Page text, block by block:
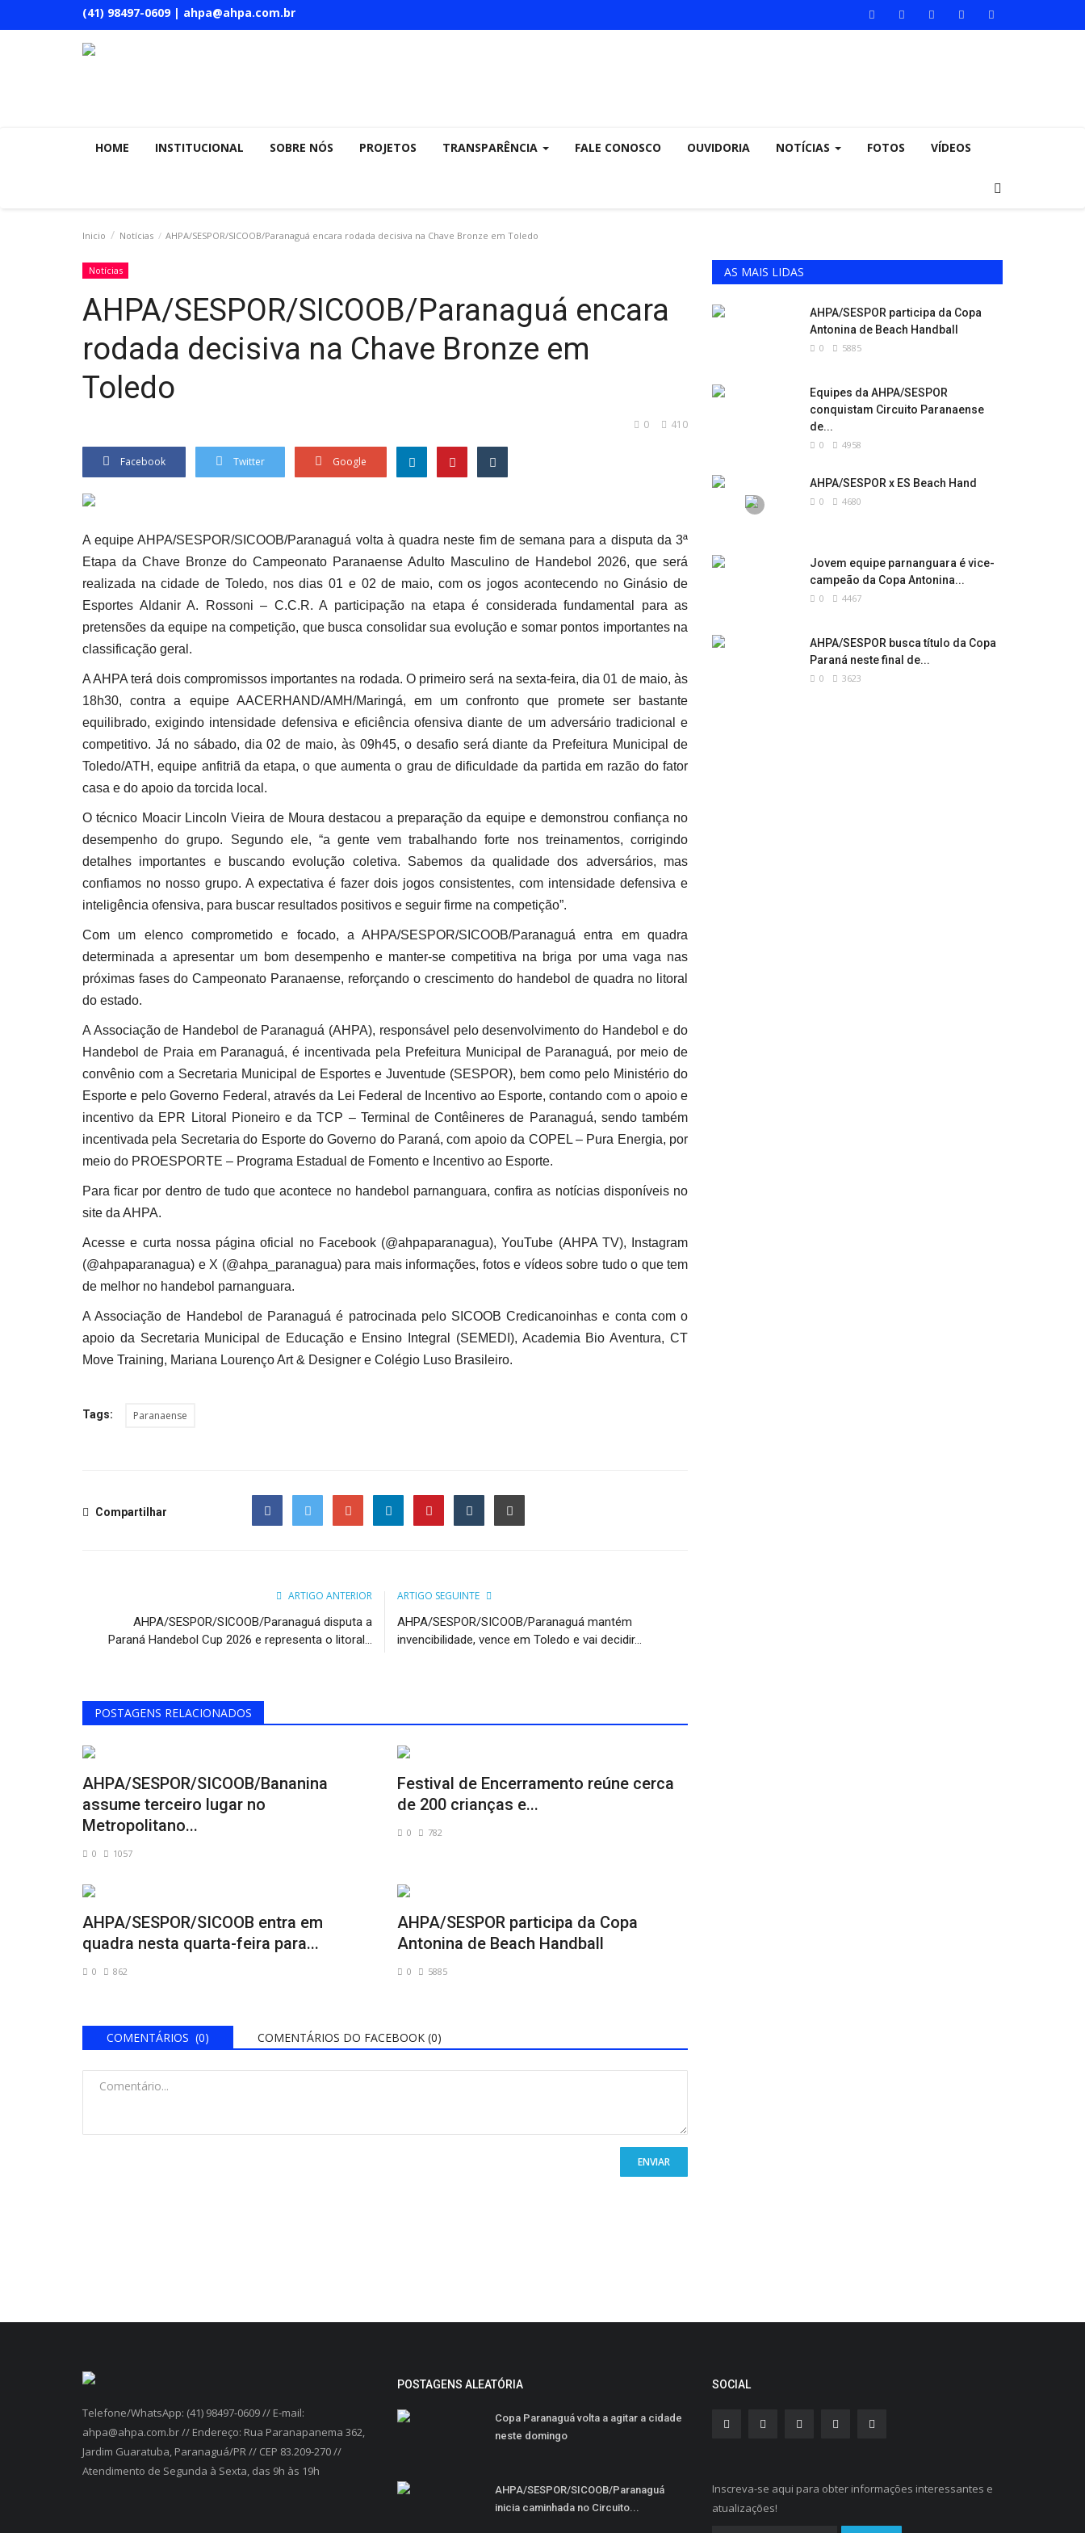
(41) 98497-0609 | ahpa@ahpa.com.br
HOME INSTITUCIONAL SOBRE NÓS PROJETOS TRANSPARÊNCIA FALE CONOSCO OUVIDORIA NOTÍCIAS FOTOS VÍDEOS
Inicio Notícias AHPA/SESPOR/SICOOB/Paranaguá encara rodada decisiva na Chave Bronze em Toledo
Notícias
AHPA/SESPOR/SICOOB/Paranaguá encara
rodada decisiva na Chave Bronze em
Toledo
410
0
Facebook Twitter Google
A equipe AHPA/SESPOR/SICOOB/Paranaguá volta à quadra neste fim de semana para a disputa da 3ª
Etapa da Chave Bronze do Campeonato Paranaense Adulto Masculino de Handebol 2026, que será
realizada na cidade de Toledo, nos dias 01 e 02 de maio, com os jogos acontecendo no Ginásio de
Esportes Aldanir A. Rossoni – C.C.R. A participação na etapa é considerada fundamental para as
pretensões da equipe na competição, que busca consolidar sua evolução e somar pontos importantes na
classificação geral.
A AHPA terá dois compromissos importantes na rodada. O primeiro será na sexta-feira, dia 01 de maio, às
18h30, contra a equipe AACERHAND/AMH/Maringá, em um confronto que promete ser bastante
equilibrado, exigindo intensidade defensiva e eficiência ofensiva diante de um adversário tradicional e
competitivo. Já no sábado, dia 02 de maio, às 09h45, o desafio será diante da Prefeitura Municipal de
Toledo/ATH, equipe anfitriã da etapa, o que aumenta o grau de dificuldade da partida em razão do fator
casa e do apoio da torcida local.
O técnico Moacir Lincoln Vieira de Moura destacou a preparação da equipe e demonstrou confiança no
desempenho do grupo. Segundo ele, “a gente vem trabalhando forte nos treinamentos, corrigindo
detalhes importantes e buscando evolução coletiva. Sabemos da qualidade dos adversários, mas
confiamos no nosso grupo. A expectativa é fazer dois jogos consistentes, com intensidade defensiva e
inteligência ofensiva, para buscar resultados positivos e seguir firme na competição”.
Com um elenco comprometido e focado, a AHPA/SESPOR/SICOOB/Paranaguá entra em quadra
determinada a apresentar um bom desempenho e manter-se competitiva na briga por uma vaga nas
próximas fases do Campeonato Paranaense, reforçando o crescimento do handebol de quadra no litoral
do estado.
A Associação de Handebol de Paranaguá (AHPA), responsável pelo desenvolvimento do Handebol e do
Handebol de Praia em Paranaguá, é incentivada pela Prefeitura Municipal de Paranaguá, por meio de
convênio com a Secretaria Municipal de Esportes e Juventude (SESPOR), bem como pelo Ministério do
Esporte e pelo Governo Federal, através da Lei Federal de Incentivo ao Esporte, contando com o apoio e
incentivo da EPR Litoral Pioneiro e da TCP – Terminal de Contêineres de Paranaguá, sendo também
incentivada pela Secretaria do Esporte do Governo do Paraná, com apoio da COPEL – Pura Energia, por
meio do PROESPORTE – Programa Estadual de Fomento e Incentivo ao Esporte.
Para ficar por dentro de tudo que acontece no handebol parnanguara, confira as notícias disponíveis no
site da AHPA.
Acesse e curta nossa página oficial no Facebook (@ahpaparanagua), YouTube (AHPA TV), Instagram
(@ahpaparanagua) e X (@ahpa_paranagua) para mais informações, fotos e vídeos sobre tudo o que tem
de melhor no handebol parnanguara.
A Associação de Handebol de Paranaguá é patrocinada pelo SICOOB Credicanoinhas e conta com o
apoio da Secretaria Municipal de Educação e Ensino Integral (SEMEDI), Academia Bio Aventura, CT
Move Training, Mariana Lourenço Art & Designer e Colégio Luso Brasileiro.
Tags: Paranaense
Compartilhar
ARTIGO ANTERIOR
AHPA/SESPOR/SICOOB/Paranaguá disputa a
Paraná Handebol Cup 2026 e representa o litoral...
ARTIGO SEGUINTE
AHPA/SESPOR/SICOOB/Paranaguá mantém
invencibilidade, vence em Toledo e vai decidir...
POSTAGENS RELACIONADOS
AHPA/SESPOR/SICOOB/Bananina
assume terceiro lugar no
Metropolitano...
0 1057
Festival de Encerramento reúne cerca
de 200 crianças e...
0 782
AHPA/SESPOR/SICOOB entra em
quadra nesta quarta-feira para...
0 862
AHPA/SESPOR participa da Copa
Antonina de Beach Handball
0 5885
COMENTÁRIOS (0) COMENTÁRIOS DO FACEBOOK (0)
ENVIAR
AS MAIS LIDAS
AHPA/SESPOR participa da Copa
Antonina de Beach Handball
0 5885
Equipes da AHPA/SESPOR
conquistam Circuito Paranaense
de...
0 4958
AHPA/SESPOR x ES Beach Hand
0 4680
Jovem equipe parnanguara é vice-
campeão da Copa Antonina...
0 4467
AHPA/SESPOR busca título da Copa
Paraná neste final de...
0 3623
Telefone/WhatsApp: (41) 98497-0609 // E-mail:
ahpa@ahpa.com.br // Endereço: Rua Paranapanema 362,
Jardim Guaratuba, Paranaguá/PR // CEP 83.209-270 //
Atendimento de Segunda à Sexta, das 9h às 19h
POSTAGENS ALEATÓRIA
Copa Paranaguá volta a agitar a cidade
neste domingo
AHPA/SESPOR/SICOOB/Paranaguá
inicia caminhada no Circuito...
SOCIAL
Inscreva-se aqui para obter informações interessantes e
atualizações!